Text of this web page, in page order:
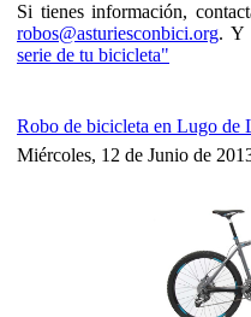
Si tienes información,
robos@asturiesconbici.org. Y
serie de tu bicicleta"
Robo de bicicleta en Lugo de
Miércoles, 12 de Junio de